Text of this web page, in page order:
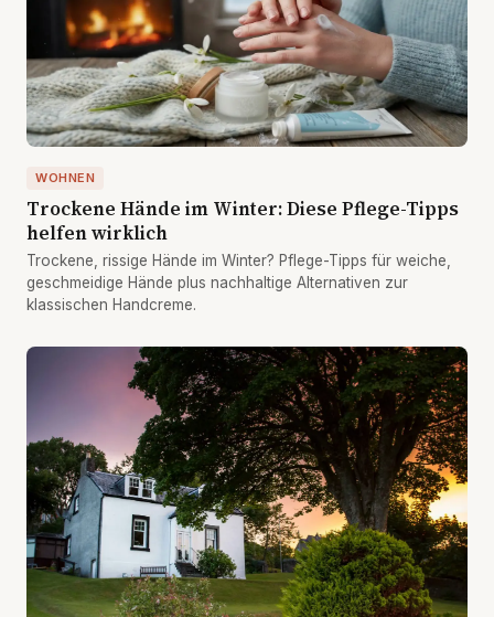
WOHNEN
Trockene Hände im Winter: Diese Pflege-Tipps
helfen wirklich
Trockene, rissige Hände im Winter? Pflege-Tipps für weiche,
geschmeidige Hände plus nachhaltige Alternativen zur
klassischen Handcreme.